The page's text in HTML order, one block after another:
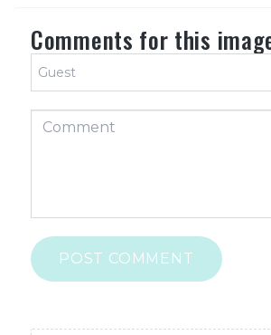
Comments for this
POST COMMENT